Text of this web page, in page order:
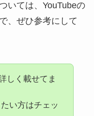
いては、YouTubeの
、ぜひ参考にして
しく載せてま
い方はチェッ